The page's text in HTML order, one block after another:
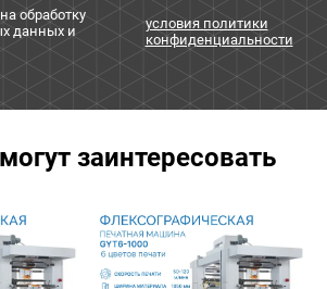
обработку
данных и
условия политики
конфиденциальности
заинтересовать